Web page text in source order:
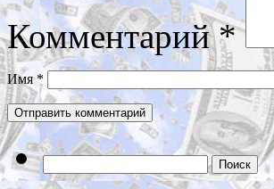
Комментарий*
Имя *
Найти: